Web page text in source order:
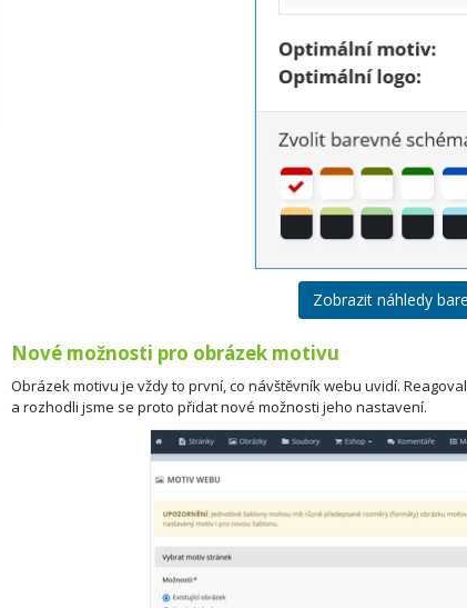
Zobrazit náhledy
Nové možnosti pro obrázek motivu
Obrázek motivu je vždy to první, co návštěvník webu uvidí.
a rozhodli jsme se proto přidat nové možnosti jeho nastavení.